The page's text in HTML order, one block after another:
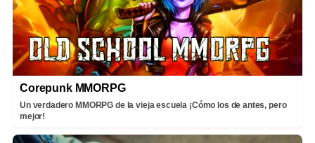
Corepunk MMORPG
Un verdadero MMORPG de la vieja escuela ¡Cómo los de antes, pero
mejor!